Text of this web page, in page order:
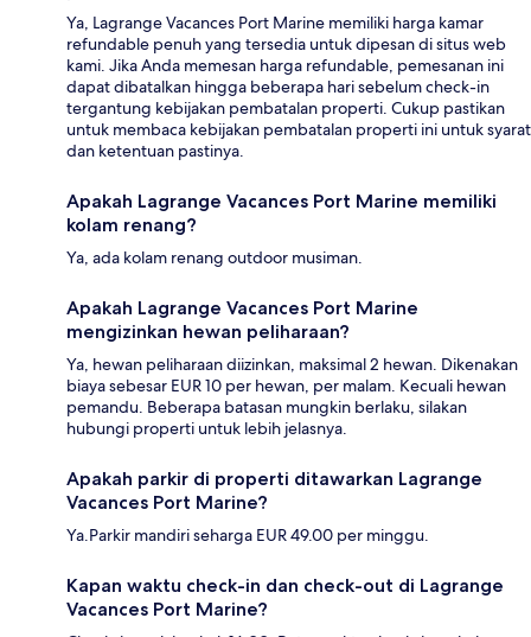
Ya, Lagrange Vacances Port Marine memiliki harga kamar
refundable penuh yang tersedia untuk dipesan di situs web
kami. Jika Anda memesan harga refundable, pemesanan ini
dapat dibatalkan hingga beberapa hari sebelum check-in
tergantung kebijakan pembatalan properti. Cukup pastikan
untuk membaca kebijakan pembatalan properti ini untuk syarat
dan ketentuan pastinya.
Apakah Lagrange Vacances Port Marine memiliki
kolam renang?
Ya, ada kolam renang outdoor musiman.
Apakah Lagrange Vacances Port Marine
mengizinkan hewan peliharaan?
Ya, hewan peliharaan diizinkan, maksimal 2 hewan. Dikenakan
biaya sebesar EUR 10 per hewan, per malam. Kecuali hewan
pemandu. Beberapa batasan mungkin berlaku, silakan
hubungi properti untuk lebih jelasnya.
Apakah parkir di properti ditawarkan Lagrange
Vacances Port Marine?
Ya.Parkir mandiri seharga EUR 49.00 per minggu.
Kapan waktu check-in dan check-out di Lagrange
Vacances Port Marine?